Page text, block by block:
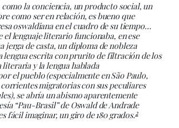
como la conciencia, un producto social, un
como ser en relación, es bueno que
oswaldiana en el cuadro de su tiempo…
el lenguaje literario funcionaba, en ese
jerga de casta, un diploma de nobleza
lengua escrita con prurito de filtración de los
y la lengua hablada
el pueblo (especialmente en São Paulo,
migratorias con sus peculiares
se abría un abismo aparentemente
“Pau-Brasil” de Oswald de Andrade
fácil imaginar, un giro de 180 grados.2